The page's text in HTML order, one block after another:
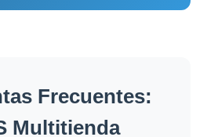
Frecuentes:
Multitienda